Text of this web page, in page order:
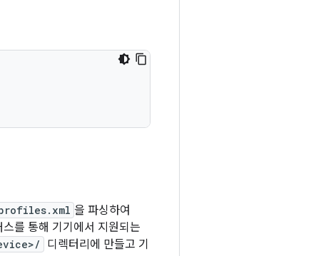
을 파싱하여
스를 통해 기기에서 지원되는
디렉터리에 만들고 기